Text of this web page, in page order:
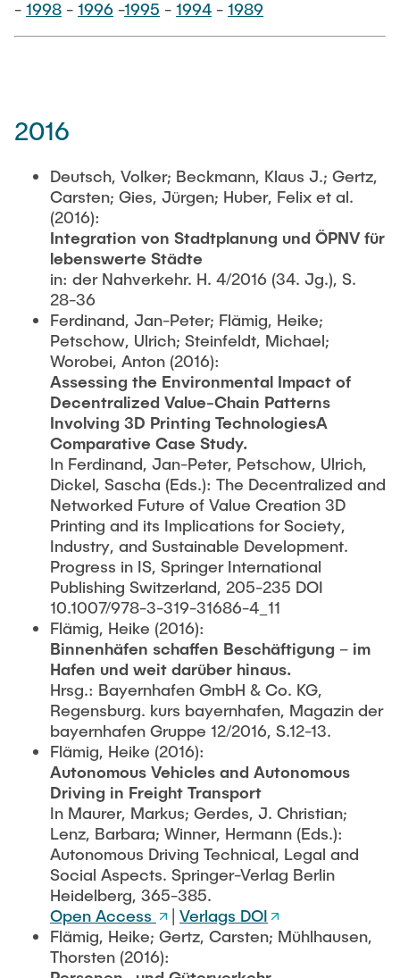
Abgeschlossene studentische Arbeiten
Buchtipps
- 1998 - 1996 -1995 - 1994 - 1989
2016
Deutsch, Volker; Beckmann, Klaus J.; Gertz,
Carsten; Gies, Jürgen; Huber, Felix et al.
(2016):
Integration von Stadtplanung und ÖPNV für
lebenswerte Städte
in: der Nahverkehr. H. 4/2016 (34. Jg.), S.
28-36
Ferdinand, Jan-Peter; Flämig, Heike;
Petschow, Ulrich; Steinfeldt, Michael;
Worobei, Anton (2016):
Assessing the Environmental Impact of
Decentralized Value-Chain Patterns
Involving 3D Printing TechnologiesA
Comparative Case Study.
In Ferdinand, Jan-Peter, Petschow, Ulrich,
Dickel, Sascha (Eds.): The Decentralized and
Networked Future of Value Creation 3D
Printing and its Implications for Society,
Industry, and Sustainable Development.
Progress in IS, Springer International
Publishing Switzerland, 205-235 DOI
10.1007/978-3-319-31686-4_11
Flämig, Heike (2016):
Binnenhäfen schaffen Beschäftigung – im
Hafen und weit darüber hinaus.
Hrsg.: Bayernhafen GmbH & Co. KG,
Regensburg. kurs bayernhafen, Magazin der
bayernhafen Gruppe 12/2016, S.12-13.
Flämig, Heike (2016):
Autonomous Vehicles and Autonomous
Driving in Freight Transport
In Maurer, Markus; Gerdes, J. Christian;
Lenz, Barbara; Winner, Hermann (Eds.):
Autonomous Driving Technical, Legal and
Social Aspects. Springer-Verlag Berlin
Heidelberg, 365-385.
Open Access
Verlags DOI
Flämig, Heike; Gertz, Carsten; Mühlhausen,
Thorsten (2016):